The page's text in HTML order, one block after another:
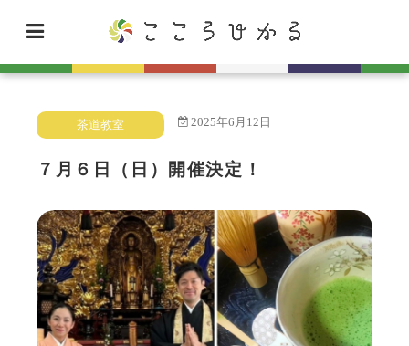
茶道教室 2025年6月12日
７月６日（日）開催決定！